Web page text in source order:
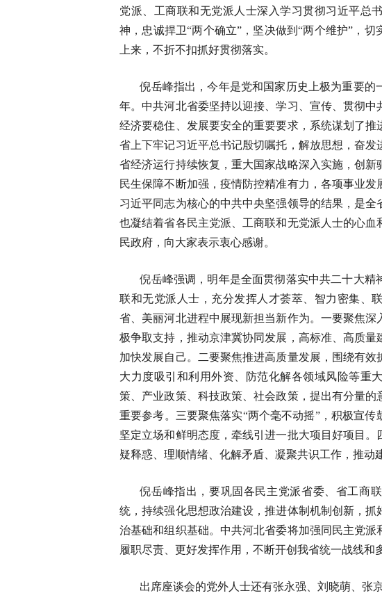
党派、工商联和无党派人士深入学习贯彻习近平总
神，忠诚捍卫“两个确立”，坚决做到“两个维护”，
上来，不折不扣抓好贯彻落实。
倪岳峰指出，今年是党和国家历史上极为重要
年。中共河北省委坚持以迎接、学习、宣传、贯彻中
经济要稳住、发展要安全的重要要求，系统谋划了
省上下牢记习近平总书记殷切嘱托，解放思想，奋
省经济运行持续恢复，重大国家战略深入实施，创新
民生保障不断加强，疫情防控精准有力，各项事业
习近平同志为核心的中共中央坚强领导的结果，是
也凝结着省各民主党派、工商联和无党派人士的心血
民政府，向大家表示衷心感谢。
倪岳峰强调，明年是全面贯彻落实中共二十大
联和无党派人士，充分发挥人才荟萃、智力密集、
省、美丽河北进程中展现新担当新作为。一要聚焦
极争取支持，推动京津冀协同发展，高标准、高质
加快发展自己。二要聚焦推进高质量发展，围绕有
大力度吸引和利用外资、防范化解各领域风险等重
策、产业政策、科技政策、社会政策，提出有分量
重要参考。三要聚焦落实“两个毫不动摇”，积极宣
坚定立场和鲜明态度，牵线引进一批大项目好项目
疑释惑、理顺情绪、化解矛盾、凝聚共识工作，推动
倪岳峰指出，要巩固各民主党派省委、省工商
统，持续强化思想政治建设，推进体制机制创新，
治基础和组织基础。中共河北省委将加强同民主党
履职尽责、更好发挥作用，不断开创我省统一战线和
出席座谈会的党外人士还有张永强、刘晓萌、张